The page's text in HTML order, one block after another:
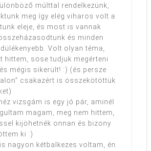
múlttal rendelkezünk,
meg így elég viharos volt a
eleje, és most is vannak
és minden
Volt olyan téma,
hittem, sose tudjuk megérteni
mégis sikerült! :) (és persze
csakazért is összekötöttük
vizsgám is egy jó pár, aminél
magam, meg nem hittem,
kijöhetnék onnan és bizony
ki :)
nagyon kétbalkezes voltam, én